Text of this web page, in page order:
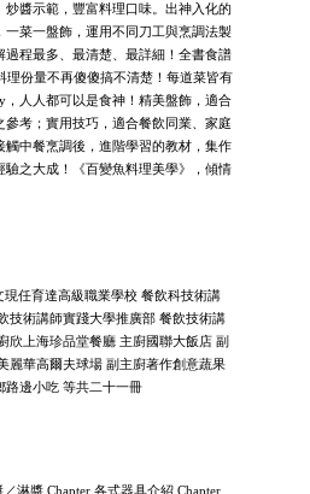
炒醬示範，豐富料理口味。出神入化的
一菜一盤飾，運用不同刀工與烹調法製
程最多、最清楚、最詳細！全書食譜
理份量不再傻傻搞不清楚！每道菜皆有
，人人都可以是食神！精美盤飾，適合
考；實用技巧，適合餐飲同業、家庭
觸中餐烹調後，進階學習的教材，集作
驗之大成！《百變魚料理美學》，傾情
任育達高級職業學校 餐飲科技術講
技術講師實踐大學推廣部 餐飲技術講
欣上海珍品堂餐廳 主廚國聯大飯店 副
麗華高爾夫球場 副主廚著作創意蔬果
路邊小吃 等共二十一冊
淋醬 Chapter 各式器具介紹 Chapter